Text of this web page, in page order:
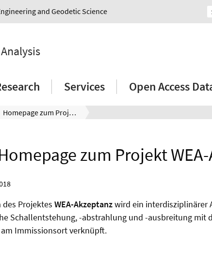
and Geodetic Science
Services Open Access
Homepage zum Projekt WEA-Akzeptanz
zum Projekt
des Projektes WEA-Akzeptanzwird ein interdisziplinärer
Schallentstehung, -abstrahlung und -ausbreitung mit
Immissionsort verknüpft.